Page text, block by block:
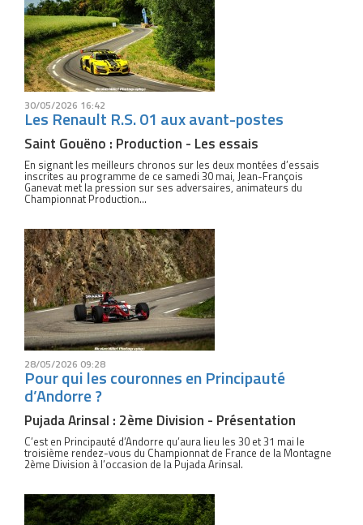
30/05/2026 16:42
Les Renault R.S. 01 aux avant-postes
Saint Gouëno : Production - Les essais
En signant les meilleurs chronos sur les deux montées d’essais
inscrites au programme de ce samedi 30 mai, Jean-François
Ganevat met la pression sur ses adversaires, animateurs du
Championnat Production...
28/05/2026 09:28
Pour qui les couronnes en Principauté
d’Andorre ?
Pujada Arinsal : 2ème Division - Présentation
C’est en Principauté d’Andorre qu’aura lieu les 30 et 31 mai le
troisième rendez-vous du Championnat de France de la Montagne
2ème Division à l’occasion de la Pujada Arinsal.